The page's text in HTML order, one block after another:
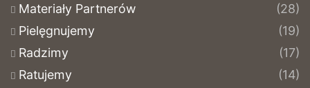
Materiały Partnerów
(28)
Pielęgnujemy
(19)
Radzimy
(17)
Ratujemy
(14)